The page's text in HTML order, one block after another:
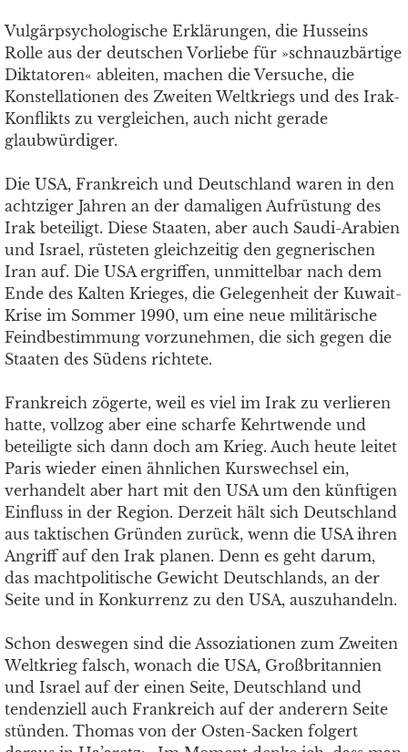
Vulgärpsychologische Erklärungen, die Husseins
Rolle aus der deutschen Vorliebe für »schnauzbärtige
Diktatoren« ableiten, machen die Versuche, die
Konstellationen des Zweiten Weltkriegs und des Irak-
Konflikts zu vergleichen, auch nicht gerade
glaubwürdiger.
Die USA, Frankreich und Deutschland waren in den
achtziger Jahren an der damaligen Aufrüstung des
Irak beteiligt. Diese Staaten, aber auch Saudi-Arabien
und Israel, rüsteten gleichzeitig den gegnerischen
Iran auf. Die USA ergriffen, unmittelbar nach dem
Ende des Kalten Krieges, die Gelegenheit der Kuwait-
Krise im Sommer 1990, um eine neue militärische
Feindbestimmung vorzunehmen, die sich gegen die
Staaten des Südens richtete.
Frankreich zögerte, weil es viel im Irak zu verlieren
hatte, vollzog aber eine scharfe Kehrtwende und
beteiligte sich dann doch am Krieg. Auch heute leitet
Paris wieder einen ähnlichen Kurswechsel ein,
verhandelt aber hart mit den USA um den künftigen
Einfluss in der Region. Derzeit hält sich Deutschland
aus taktischen Gründen zurück, wenn die USA ihren
Angriff auf den Irak planen. Denn es geht darum,
das machtpolitische Gewicht Deutschlands, an der
Seite und in Konkurrenz zu den USA, auszuhandeln.
Schon deswegen sind die Assoziationen zum Zweiten
Weltkrieg falsch, wonach die USA, Großbritannien
und Israel auf der einen Seite, Deutschland und
tendenziell auch Frankreich auf der anderern Seite
stünden. Thomas von der Osten-Sacken folgert